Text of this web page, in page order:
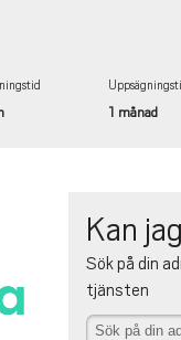
1 månad
Kan
Sök på din
tjänsten